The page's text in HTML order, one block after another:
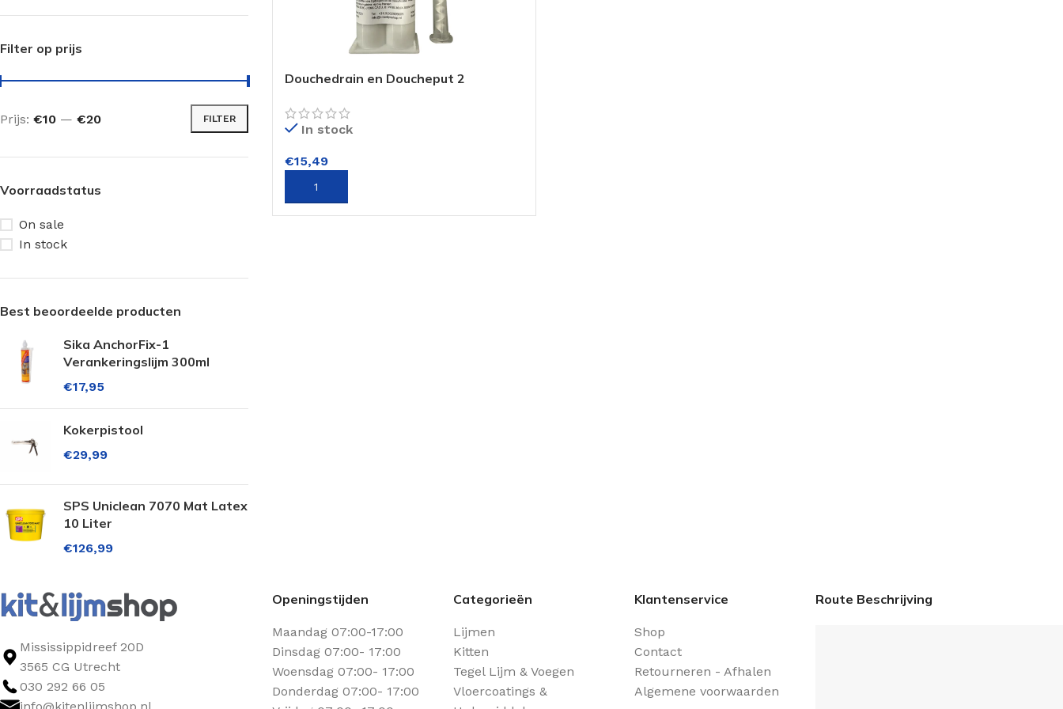
Filter op prijs
FILTER
Prijs: €10 — €20
Voorraadstatus
On sale
In stock
Best beoordeelde producten
Sika AnchorFix-1
Verankeringslijm 300ml
€17,95
Kokerpistool
€29,99
SPS Uniclean 7070 Mat Latex
10 Liter
€126,99
Douchedrain en Doucheput 2
In stock
€15,49
TOEVOEGEN AAN WINKELWAGEN
Mississippidreef 20D
3565 CG Utrecht
030 292 66 05
Openingstijden
Maandag 07:00-17:00
Dinsdag 07:00- 17:00
Woensdag 07:00- 17:00
Donderdag 07:00- 17:00
Categorieën
Lijmen
Kitten
Tegel Lijm & Voegen
Vloercoatings &
Klantenservice
Shop
Contact
Retourneren - Afhalen
Algemene voorwaarden
Route Beschrijving